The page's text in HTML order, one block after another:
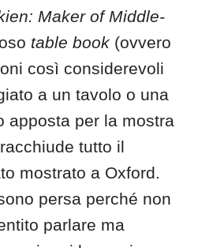
Maker of Middle-
table book (ovvero
così considerevoli
a un tavolo o una
apposta per la mostra
tutto il
mostrato a Oxford.
persa perché non
parlare ma